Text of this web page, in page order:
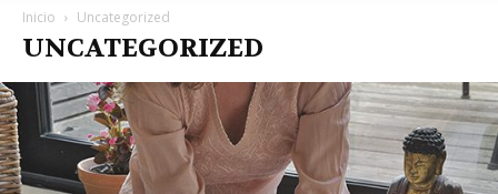
Holística
Inicio Uncategorized
UNCATEGORIZED